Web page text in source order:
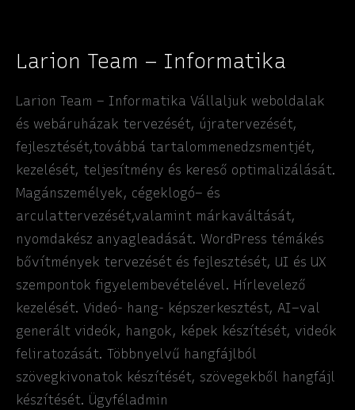
Larion Team – Informatika
Larion Team – Informatika Vállaljuk weboldalak
és webáruházak tervezését, újratervezését,
fejlesztését,továbbá tartalommenedzsmentjét,
kezelését, teljesítmény és kereső optimalizálását.
Magánszemélyek, cégeklogó– és
arculattervezését,valamint márkaváltását,
nyomdakész anyagleadását. WordPress témákés
bővítmények tervezését és fejlesztését, UI és UX
szempontok figyelembevételével. Hírlevelező
kezelését. Videó- hang- képszerkesztést, AI–val
generált videók, hangok, képek készítését, videók
feliratozását. Többnyelvű hangfájlból
szövegkivonatok készítését, szövegekből hangfájl
készítését. Ügyféladmin